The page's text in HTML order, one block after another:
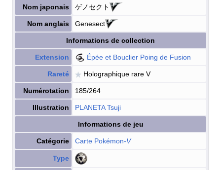
Nom japonais ゲノセクト
Nom anglais Genesect
Informations de collection
Extension Épée et Bouclier Poing de Fusion
Rareté Holographique rare V
Numérotation 185/264
Illustration PLANETA Tsuji
Informations de jeu
Catégorie Carte Pokémon-V
Type